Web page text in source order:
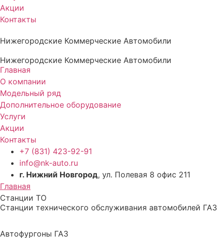
Акции
Контакты
Нижегородские Коммерческие Автомобили
Нижегородские Коммерческие Автомобили
Главная
О компании
Модельный ряд
Дополнительное оборудование
Услуги
Акции
Контакты
+7 (831) 423-92-91
info@nk-auto.ru
г. Нижний Новгород, ул. Полевая 8 офис 211
Главная
Станции ТО
Станции технического обслуживания автомобилей ГАЗ
Автофургоны ГАЗ